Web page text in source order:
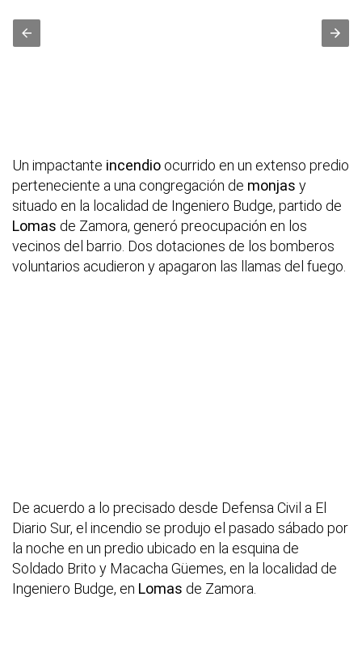
Un impactante incendio ocurrido en un extenso predio
perteneciente a una congregación de monjas y
situado en la localidad de Ingeniero Budge, partido de
Lomas de Zamora, generó preocupación en los
vecinos del barrio. Dos dotaciones de los bomberos
voluntarios acudieron y apagaron las llamas del fuego.
De acuerdo a lo precisado desde Defensa Civil a El
Diario Sur, el incendio se produjo el pasado sábado por
la noche en un predio ubicado en la esquina de
Soldado Brito y Macacha Güemes, en la localidad de
Ingeniero Budge, en Lomas de Zamora.